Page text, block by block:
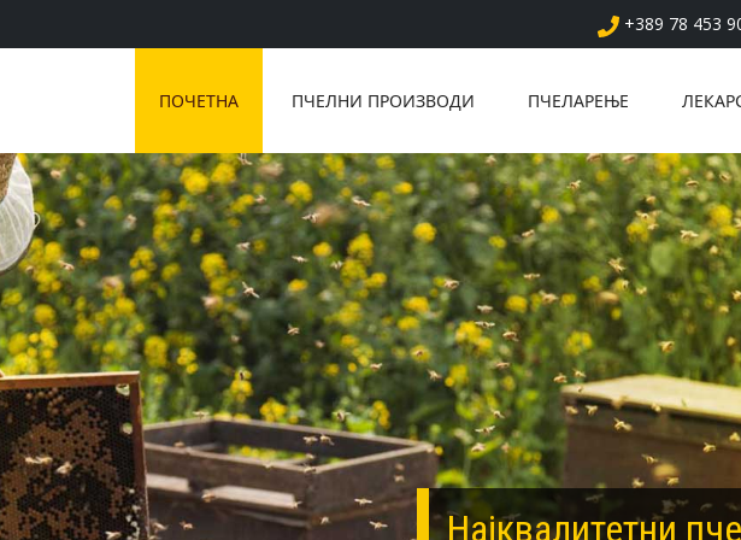
+389 78 453
ПОЧЕТНА ПЧЕЛНИ ПРОИЗВОДИ ПЧЕЛАРЕЊЕ
Најквалитетни